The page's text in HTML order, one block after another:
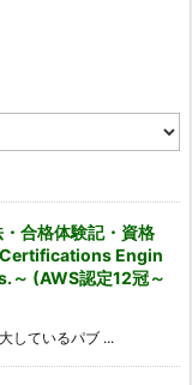
合格体験記・資格
Certifications Engin
(AWS認定12冠～
しているパブ ...